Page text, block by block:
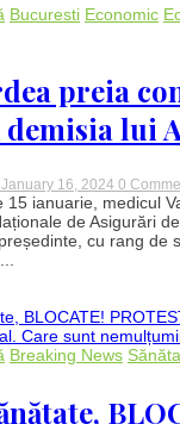
Bucuresti Economic
preia
demisia lui
January 16, 2024 0
15 ianuarie, medicul
de Asigurări
cu rang de
Breaking News